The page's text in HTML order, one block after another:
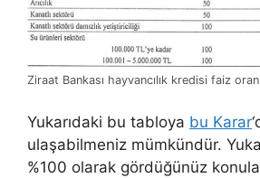
Ziraat Bankası hayvancılık kredisi faiz
Yukarıdaki bu tabloya bu Karar
ulaşabilmeniz mümkündür.
%100 olarak gördüğünüz